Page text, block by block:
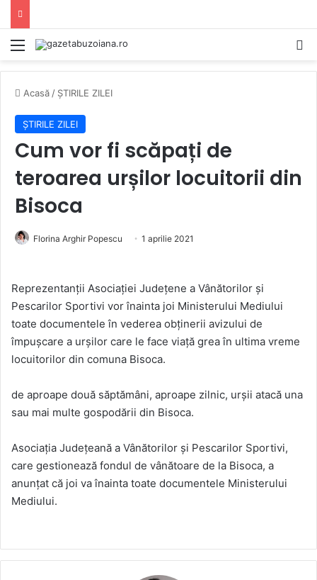
Mediu
Acasă / ȘTIRILE ZILEI
ȘTIRILE ZILEI
Cum vor fi scăpați de
teroarea urșilor locuitorii din
Bisoca
Florina Arghir Popescu 1 aprilie 2021
Reprezentanții Asociației Județene a Vânătorilor și
Pescarilor Sportivi vor înainta joi Ministerului Mediului
toate documentele în vederea obținerii avizului de
împușcare a urșilor care le face viață grea în ultima vreme
locuitorilor din comuna Bisoca.
de aproape două săptămâni, aproape zilnic, urșii atacă una
sau mai multe gospodării din Bisoca.
Asociația Județeană a Vânătorilor și Pescarilor Sportivi,
care gestionează fondul de vânătoare de la Bisoca, a
anunțat că joi va înainta toate documentele Ministerului
Mediului.